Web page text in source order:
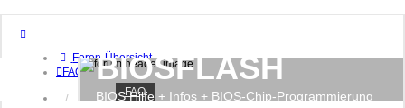
Foren-Übersicht
FAQ
Anmelden
BIOSFLASH
BIOS Hilfe + Infos + BIOS-Chip-Programmierung
FAQ